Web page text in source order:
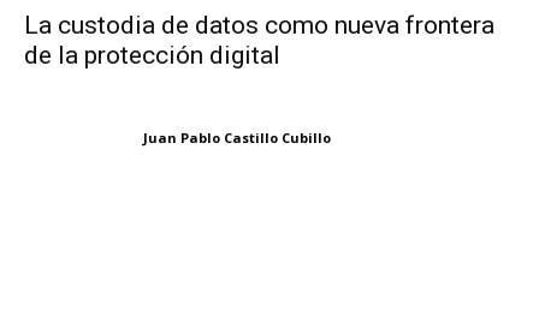
La custodia de datos como nueva frontera
de la protección digital
Juan Pablo Castillo Cubillo